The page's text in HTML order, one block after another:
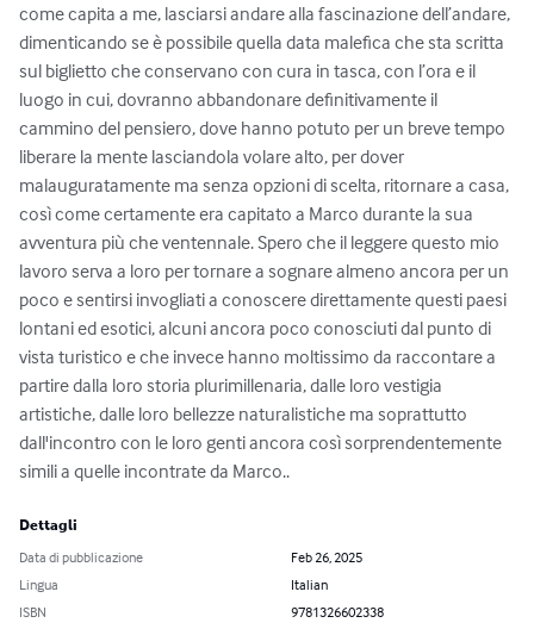
come capita a me, lasciarsi andare alla fascinazione dell’andare,
dimenticando se è possibile quella data malefica che sta scritta
sul biglietto che conservano con cura in tasca, con l’ora e il
luogo in cui, dovranno abbandonare definitivamente il
cammino del pensiero, dove hanno potuto per un breve tempo
liberare la mente lasciandola volare alto, per dover
malauguratamente ma senza opzioni di scelta, ritornare a casa,
così come certamente era capitato a Marco durante la sua
avventura più che ventennale. Spero che il leggere questo mio
lavoro serva a loro per tornare a sognare almeno ancora per un
poco e sentirsi invogliati a conoscere direttamente questi paesi
lontani ed esotici, alcuni ancora poco conosciuti dal punto di
vista turistico e che invece hanno moltissimo da raccontare a
partire dalla loro storia plurimillenaria, dalle loro vestigia
artistiche, dalle loro bellezze naturalistiche ma soprattutto
dall'incontro con le loro genti ancora così sorprendentemente
simili a quelle incontrate da Marco..
Dettagli
Data di pubblicazione
Feb 26, 2025
Lingua
Italian
ISBN
9781326602338